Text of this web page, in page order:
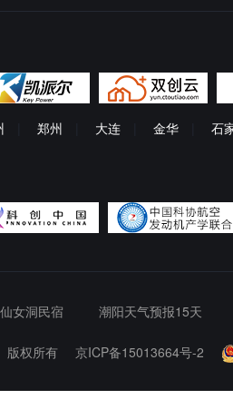
郑州 大连 金华 石
女洞民宿 潮阳天气预报15天
版权所有 京ICP备15013664号-2